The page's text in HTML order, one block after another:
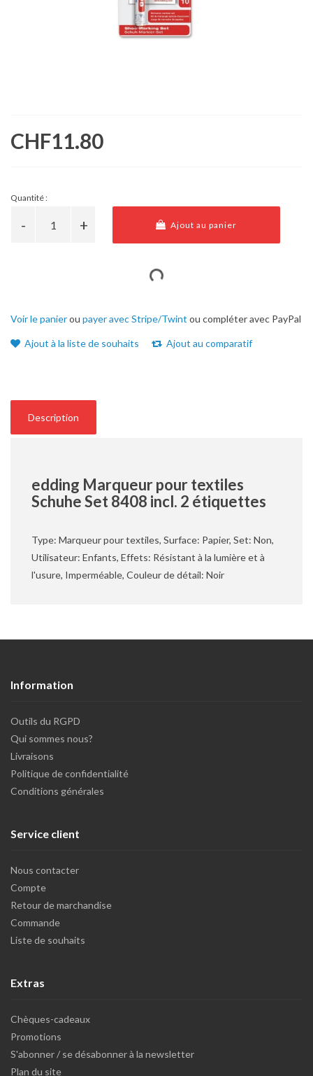
CHF11.80
Quantité :
Ajout au panier
Voir le panierou payer avec Stripe/Twint ou compléter avec PayPal
Ajout à la liste de souhaits Ajout au comparatif
Description
edding Marqueur pour textiles
Schuhe Set 8408 incl. 2 étiquettes
Type: Marqueur pour textiles, Surface: Papier, Set: Non,
Utilisateur: Enfants, Effets: Résistant à la lumière et à
l'usure, Imperméable, Couleur de détail: Noir
Information
Outils du RGPD
Qui sommes nous?
Livraisons
Politique de confidentialité
Conditions générales
Service client
Nous contacter
Compte
Retour de marchandise
Commande
Liste de souhaits
Extras
Chèques-cadeaux
Promotions
S'abonner / se désabonner à la newsletter
Plan du site